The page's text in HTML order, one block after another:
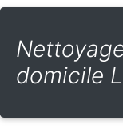
domicile